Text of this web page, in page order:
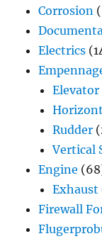
Corrosion
Electrics
Elevator
Rudder
Vertical
Engine
Exhaust
Firewall